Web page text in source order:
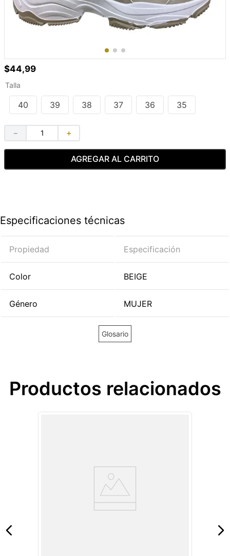
$44,99
Talla
40 39 38 37 36 35
＋
－
AGREGAR AL CARRITO
Especificaciones técnicas
Propiedad Especificación
Color BEIGE
Género MUJER
Glosario
Productos relacionados